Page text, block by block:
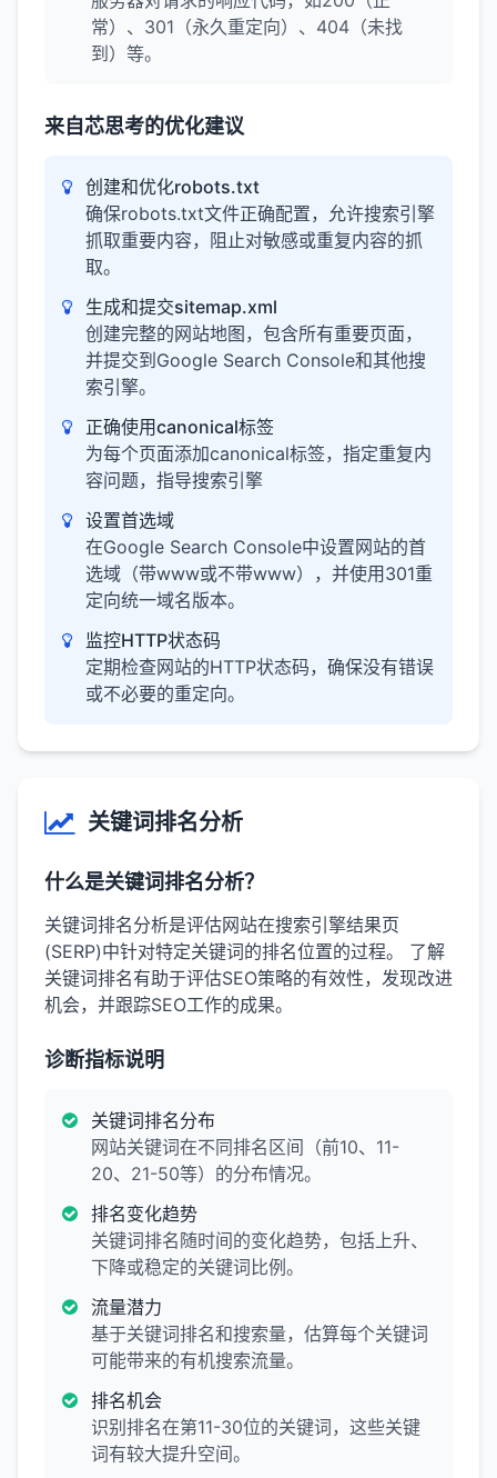
常）、301（永久重定向）、404（未找
到）等。
来自芯思考的优化建议
创建和优化robots.txt
确保robots.txt文件正确配置，允许搜索引擎
抓取重要内容，阻止对敏感或重复内容的抓
取。
生成和提交sitemap.xml
创建完整的网站地图，包含所有重要页面，
并提交到Google Search Console和其他搜
索引擎。
正确使用canonical标签
为每个页面添加canonical标签，指定重复内
容问题，指导搜索引擎
设置首选域
在Google Search Console中设置网站的首
选域（带www或不带www），并使用301重
定向统一域名版本。
监控HTTP状态码
定期检查网站的HTTP状态码，确保没有错误
或不必要的重定向。
关键词排名分析
什么是关键词排名分析？
关键词排名分析是评估网站在搜索引擎结果页
(SERP)中针对特定关键词的排名位置的过程。 了解
关键词排名有助于评估SEO策略的有效性，发现改进
机会，并跟踪SEO工作的成果。
诊断指标说明
关键词排名分布
网站关键词在不同排名区间（前10、11-
20、21-50等）的分布情况。
排名变化趋势
关键词排名随时间的变化趋势，包括上升、
下降或稳定的关键词比例。
流量潜力
基于关键词排名和搜索量，估算每个关键词
可能带来的有机搜索流量。
排名机会
识别排名在第11-30位的关键词，这些关键
词有较大提升空间。